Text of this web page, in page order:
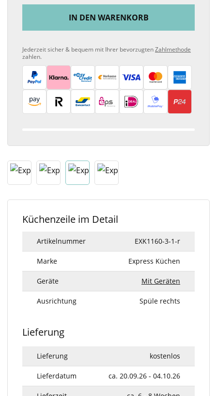
IN DEN WARENKORB
Jederzeit sicher & bequem mit Ihrer bevorzugtenZahlmethode
zahlen.
Küchenzeile im Detail
Artikelnummer EXK1160-3-1-r
Marke Express Küchen
Geräte Mit Geräten
Ausrichtung Spüle rechts
Lieferung
Lieferung kostenlos
Lieferdatum ca. 20.09.26 - 04.10.26